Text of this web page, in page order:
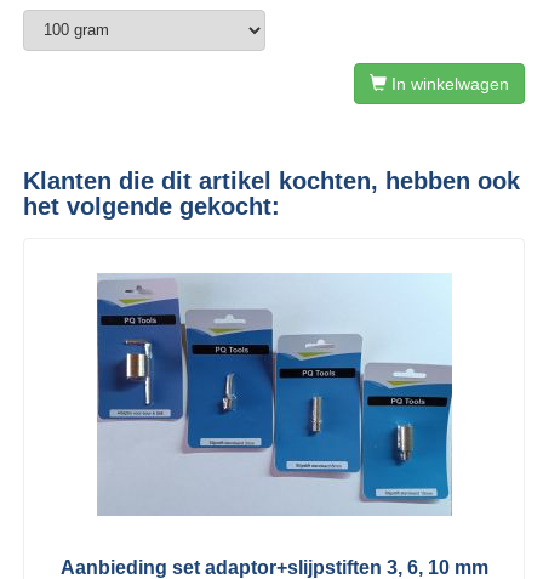
In winkelwagen
Klanten die dit artikel kochten, hebben ook
het volgende gekocht:
Aanbieding set adaptor+slijpstiften 3, 6, 10 mm